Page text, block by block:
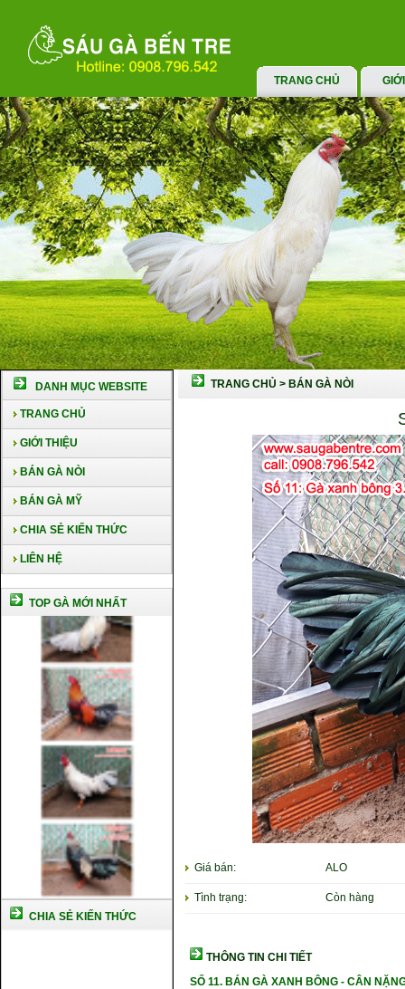
TRANG CHỦ
DANH MỤC WEBSITE
TRANG CHỦ
GIỚI THIỆU
BÁN GÀ NÒI
BÁN GÀ MỸ
CHIA SẺ KIẾN THỨC
LIÊN HỆ
TOP GÀ MỚI NHẤT
CHIA SẺ KIẾN THỨC
TRANG CHỦ > BÁN GÀ NÒI
Giá bán: ALO
Tình trạng: Còn hàng
THÔNG TIN CHI TIẾT
SỐ 11.BÁN GÀ XANH BÔNG -CÂN NẶ